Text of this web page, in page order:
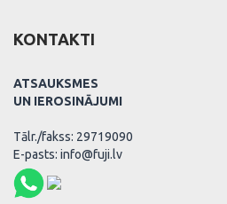
KONTAKTI
ATSAUKSMES
UN IEROSINĀJUMI
Tālr./fakss: 29719090
E-pasts: info@fuji.lv